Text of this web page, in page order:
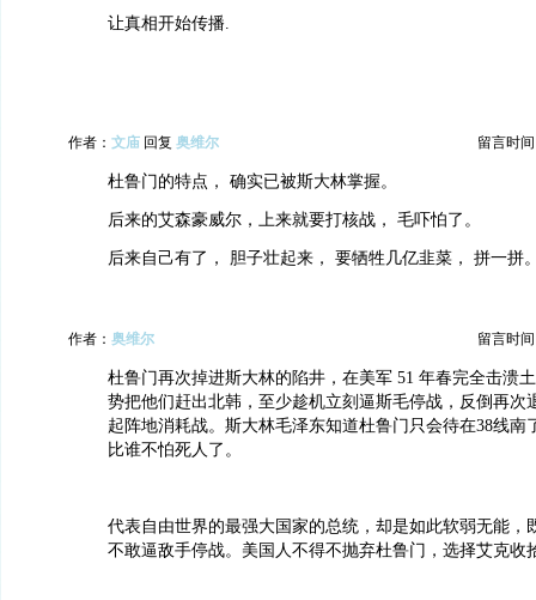
让真相开始传播.
作者： 文庙 回复 奥维尔 留言时间
杜鲁门的特点， 确实已被斯大林掌握。
后来的艾森豪威尔，上来就要打核战， 毛吓怕了。
后来自己有了， 胆子壮起来， 要牺牲几亿韭菜， 拼一拼
作者： 奥维尔 留言时间
杜鲁门再次掉进斯大林的陷井，在美军 51 年春完全击溃
势把他们赶出北韩，至少趁机立刻逼斯毛停战，反倒再次
起阵地消耗战。斯大林毛泽东知道杜鲁门只会待在38线南
比谁不怕死人了。
代表自由世界的最强大国家的总统，却是如此软弱无能，
不敢逼敌手停战。美国人不得不抛弃杜鲁门，选择艾克收